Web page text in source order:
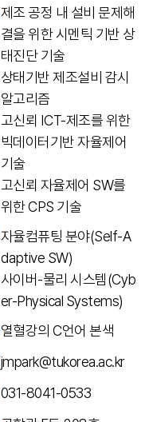
제조 공정 내 설비 문제해
결을 위한 시멘틱 기반 상
태진단 기술
상태기반 제조설비 감시
알고리즘
고신뢰 ICT-제조를 위한
빅데이터기반 자율제어
기술
고신뢰 자율제어 SW를
위한 CPS 기술
자율컴퓨팅 분야(Self-A
daptive SW)
사이버-물리 시스템(Cyb
er-Physical Systems)
열혈강의 C언어 본색
jmpark@tukorea.ac.kr
031-8041-0533